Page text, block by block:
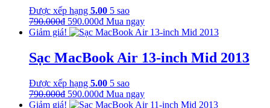
Được xếp hạng 5.00 5 sao
790.000₫ Giá
gốc
790.000₫.
590.000₫Giá
hiện
là:
590.000₫.
Mua ngay
Giảm giá!
Sạc MacBook Air 13-inch Mid 2013
Được xếp hạng 5.00 5 sao
790.000₫ Giá
gốc
590.000₫Giá
hiện
Mua ngay
Giảm giá!